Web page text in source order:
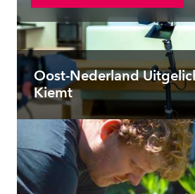
Oost-Nederland
Kiemt